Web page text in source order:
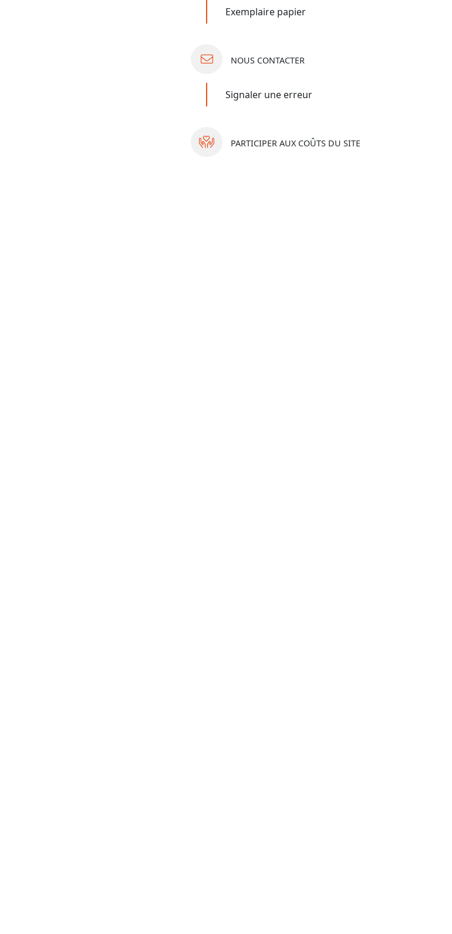
Exemplaire papier
NOUS CONTACTER
Signaler une erreur
PARTICIPER AUX COÛTS DU SITE